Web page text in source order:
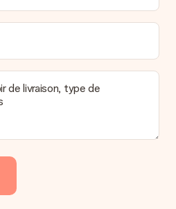
de livraison, type de